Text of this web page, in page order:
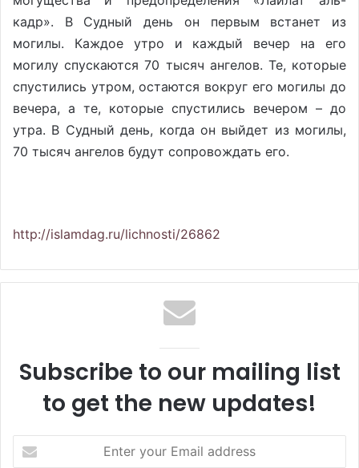
кадр». В Судный день он первым встанет из
могилы. Каждое утро и каждый вечер на его
могилу спускаются 70 тысяч ангелов. Те, которые
спустились утром, остаются вокруг его могилы до
вечера, а те, которые спустились вечером – до
утра. В Судный день, когда он выйдет из могилы,
70 тысяч ангелов будут сопровождать его.
http://islamdag.ru/lichnosti/26862
Subscribe to our mailing list
to get the new updates!